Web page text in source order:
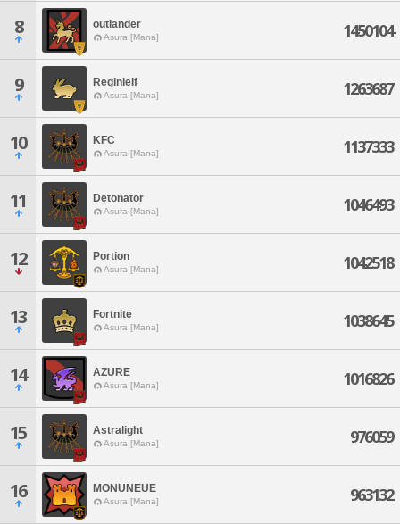
8 outlander
Asura [Mana] 1450104
9 Reginleif
Asura [Mana] 1263687
10 KFC
Asura [Mana] 1137333
11 Detonator
Asura [Mana] 1046493
12 Portion
Asura [Mana] 1042518
13 Fortnite
Asura [Mana] 1038645
14 AZURE
Asura [Mana] 1016826
15 Astralight
Asura [Mana] 976059
16 MONUNEUE
Asura [Mana] 963132